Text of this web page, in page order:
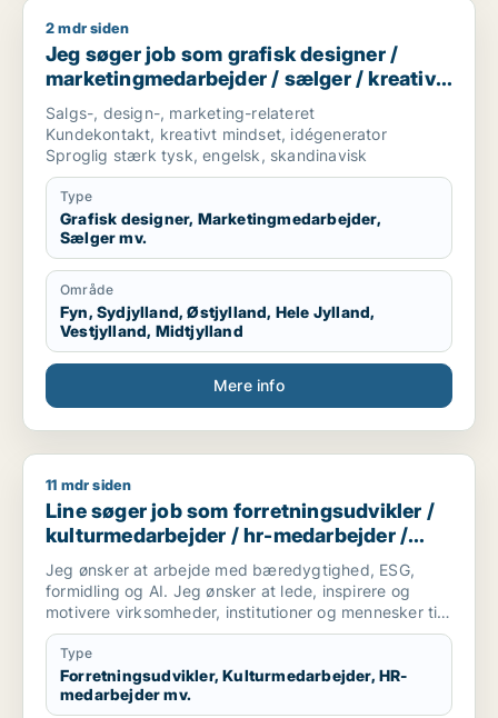
Jeg søger job som grafisk designer /
2 mdr siden
Jeg søger job som grafisk designer /
marketingmedarbejder / sælger / kreativ
medarbejder / produktspecialist
Salgs-, design-, marketing-relateret
Kundekontakt, kreativt mindset, idégenerator
Sproglig stærk tysk, engelsk, skandinavisk
Type
Grafisk designer, Marketingmedarbejder,
Sælger mv.
Område
Fyn, Sydjylland, Østjylland, Hele Jylland,
Vestjylland, Midtjylland
Mere info
Line søger job som forretningsudvikler / kulturmedarbejder
11 mdr siden
Line søger job som forretningsudvikler /
kulturmedarbejder / hr-medarbejder /
konsulent
Jeg ønsker at arbejde med bæredygtighed, ESG,
formidling og AI. Jeg ønsker at lede, inspirere og
motivere virksomheder, institutioner og mennesker til
optimere deres forretningsmodel og livssyn for
fremtidig succes for profit, people & planet. Lad os
skabe vores bæredygtige og succesrige virkelighed.
Type
Forretningsudvikler, Kulturmedarbejder, HR-
medarbejder mv.